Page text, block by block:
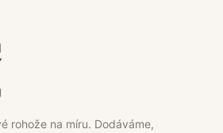
rohože na míru. Dodáváme,